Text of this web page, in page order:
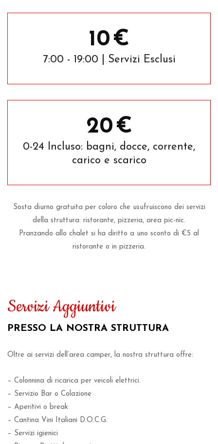
10 €
7:00 - 19:00 | Servizi Esclusi
20 €
0-24 Incluso: bagni, docce, corrente,
carico e scarico
Sosta diurno gratuita per coloro che usufruiscono dei servizi
della struttura: ristorante, pizzeria, area pic-nic.
Pranzando allo chalet si ha diritto a uno sconto di €5 al
ristorante o in pizzeria.
Servizi Aggiuntivi
PRESSO LA NOSTRA STRUTTURA
Oltre ai servizi dell’area camper, la nostra struttura offre:
– Colonnina di ricarica per veicoli elettrici.
– Servizio Bar o Colazione
– Aperitivi o break
– Cantina Vini Italiani D.O.C.G.
– Servizi igienici